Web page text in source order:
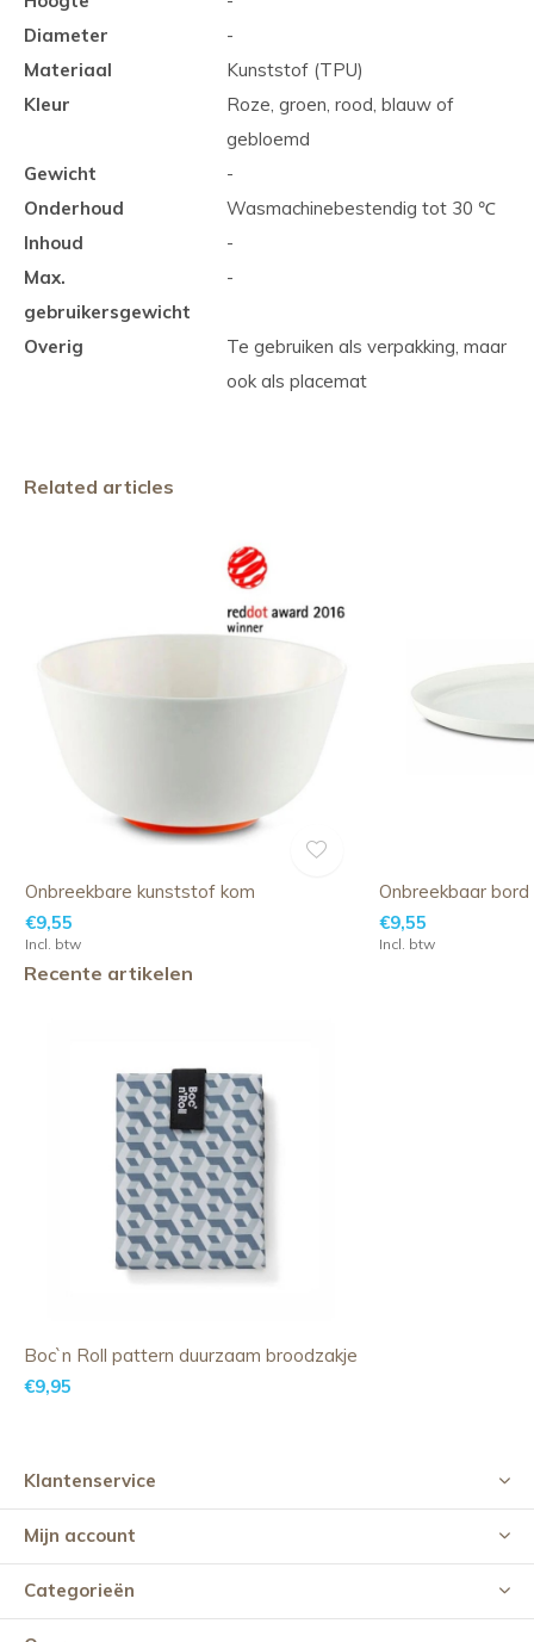
Diameter
-
Materiaal
Kunststof (TPU)
Kleur
Roze, groen, rood, blauw of
gebloemd
Gewicht
-
Onderhoud
Wasmachinebestendig tot 30 ℃
Inhoud
-
Max.
gebruikersgewicht
-
Overig
Te gebruiken als verpakking, maar
ook als placemat
Related articles
Onbreekbare kunststof kom
€9,55
Incl. btw
Onbreekbaar bord
€9,55
Incl. btw
Recente artikelen
Boc`n Roll pattern duurzaam broodzakje
€9,95
Klantenservice
Mijn account
Categorieën